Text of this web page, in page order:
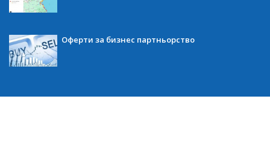
Оферти за бизнес партньорство